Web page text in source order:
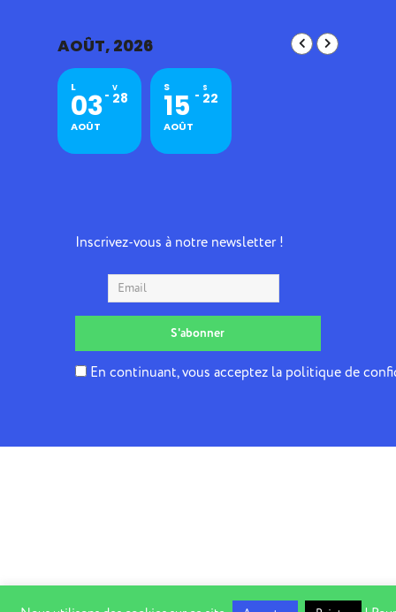
AOÛT, 2026
L
03
AOÛT
V
28
S
15
AOÛT
S
22
Inscrivez-vous à notre newsletter !
En continuant, vous acceptez la politique de